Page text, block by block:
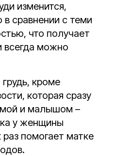
изменится,
в сравнении с теми
что получает
всегда можно
кроме
которая сразу
и малышом –
у женщины
помогает матке